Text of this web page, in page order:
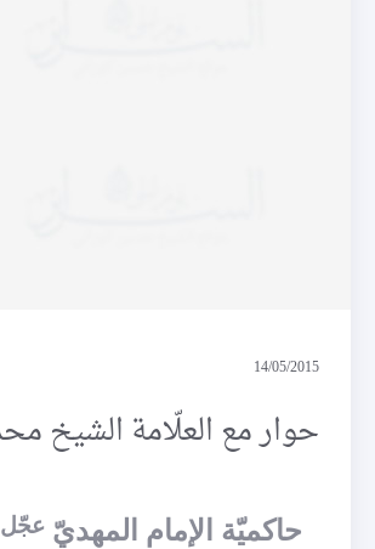
14/05/2015
حوار مع العلّامة الشيخ
حاكميّة الإمام المهديّ عجّل